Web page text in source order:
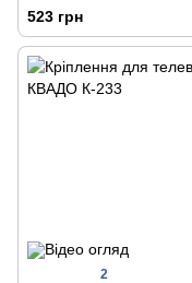
телевізора 23 - 43 дюймів
523 грн
2